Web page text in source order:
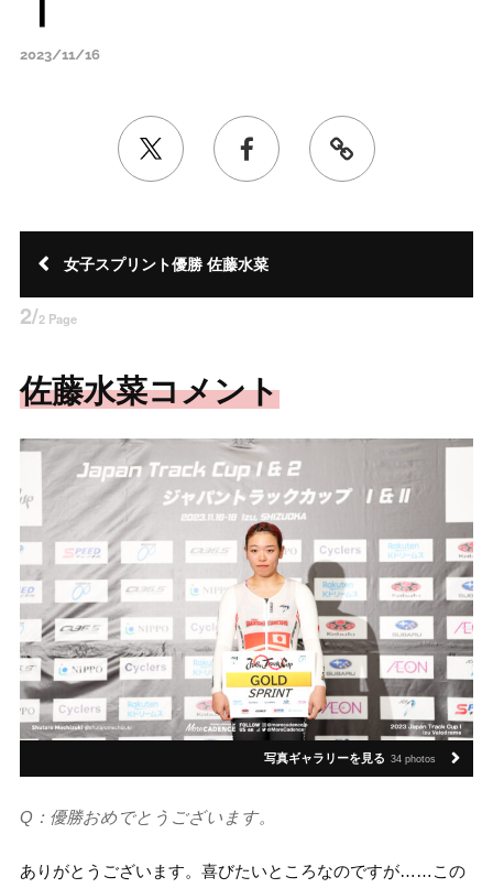
2023/11/16
女子スプリント優勝 佐藤水菜
2/2 Page
佐藤水菜コメント
写真ギャラリーを見る 34 photos
Q：優勝おめでとうございます。
ありがとうございます。喜びたいところなのですが……この